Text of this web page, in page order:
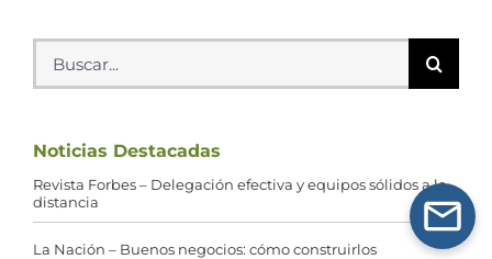
Buscar:
Noticias Destacadas
Revista Forbes – Delegación efectiva y equipos sólidos a la
distancia
La Nación – Buenos negocios: cómo construirlos